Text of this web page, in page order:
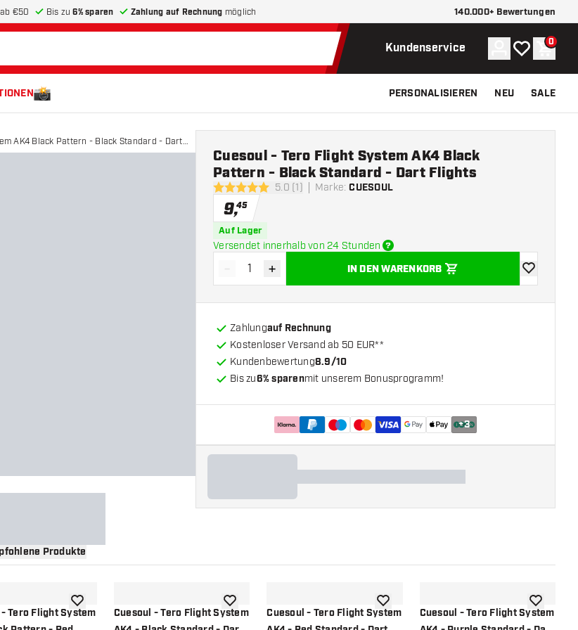
€50 Bis zu6% sparen Zahlung auf Rechnung möglich 140.000+ Bewertungen
Kundenservice Konto
Meine 0
PERSONALISIEREN NEU SALE
AK4 Black Pattern - Black Standard - Dart
5 Bewertungssterne
5.0 (1) Marke: CUESOUL
Cuesoul - Tero Flight System AK4 Black
Pattern - Black Standard - Dart Flights
9,45
Auf Lager
Versendet innerhalb von 24 Stunden
Menge verringern
- Menge erhöhen
+ IN DEN WARENKORB
Zur
Zahlungauf Rechnung
Kostenloser Versand ab 50 EUR**
Kundenbewertung8.9/10
Bis zu6% sparenmit unserem Bonusprogramm!
+3
Produkte
Tero Flight SystemZur Wunschliste hinzufügen
Cuesoul - Tero Flight SystemZur Wunschliste hinzufügen
Cuesoul - Tero Flight SystemZur Wunschliste hinzufügen
Cuesoul - Tero Flight System
Zur